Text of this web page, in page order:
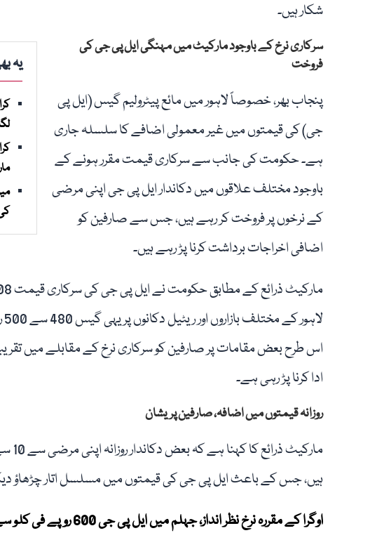
شکار ہیں۔
یہ
سرکاری نرخ کے باوجود مارکیٹ میں مہنگی ایل پی جی کی
فروخت
پنجاب بھر، خصوصاً لاہور میں مائع پیٹرولیم گیس (ایل پی
جی) کی قیمتوں میں غیر معمولی اضافے کا سلسلہ جاری
ہے۔ حکومت کی جانب سے سرکاری قیمت مقرر ہونے کے
باوجود مختلف علاقوں میں دکاندار ایل پی جی اپنی مرضی
کے نرخوں پر فروخت کر رہے ہیں، جس سے صارفین کو
اضافی اخراجات برداشت کرنا پڑ رہے ہیں۔
ادا کرنا پڑ رہی ہے۔
روزانہ قیمتوں میں اضافہ، صارفین پریشان
ہیں، جس کے باعث ایل پی جی کی قیمتوں میں مسلسل اتار چڑھاؤ
اوگرا کے مقررہ نرخ نظر انداز، جہلم میں ایل پی جی 600 روپے فی کلو سے تجاوز، شہری سراپا احتجاج